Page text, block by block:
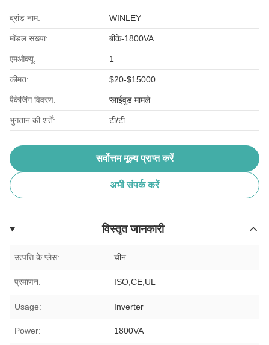
ब्रांड नाम: WINLEY
मॉडल संख्या: बीके-1800VA
एमओक्यू: 1
कीमत: $20-$15000
पैकेजिंग विवरण: प्लाईवुड मामले
भुगतान की शर्तें: टी/टी
सर्वोत्तम मूल्य प्राप्त करें
अभी संपर्क करें
विस्तृत जानकारी
उत्पत्ति के प्लेस: चीन
प्रमाणन: ISO,CE,UL
Usage: Inverter
Power: 1800VA